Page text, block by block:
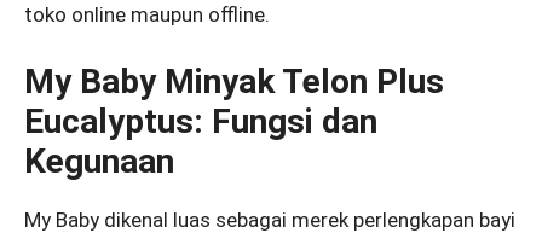
toko online maupun offline.
My Baby Minyak Telon Plus
Eucalyptus: Fungsi dan
Kegunaan
My Baby dikenal luas sebagai merek perlengkapan bayi